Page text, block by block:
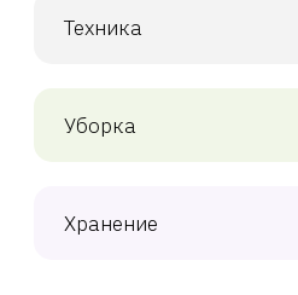
Техника
Уборка
Хранение